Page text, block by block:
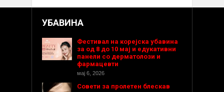
УБАВИНА
Фестивал на корејска убавина
за од 8 до 10 мај и едукативни
панели со дерматолози и
фармацевти
мај 6, 2026
Совети за пролетен блескав